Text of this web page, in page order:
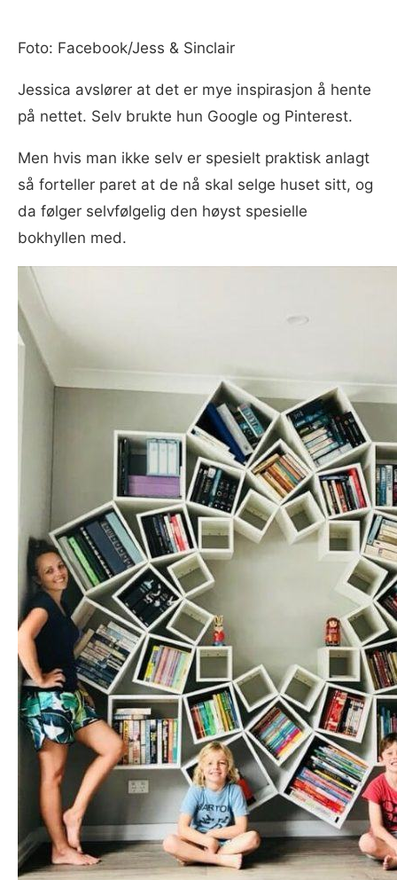
Foto: Facebook/Jess & Sinclair
Jessica avslører at det er mye inspirasjon å hente
på nettet. Selv brukte hun Google og Pinterest.
Men hvis man ikke selv er spesielt praktisk anlagt
så forteller paret at de nå skal selge huset sitt, og
da følger selvfølgelig den høyst spesielle
bokhyllen med.